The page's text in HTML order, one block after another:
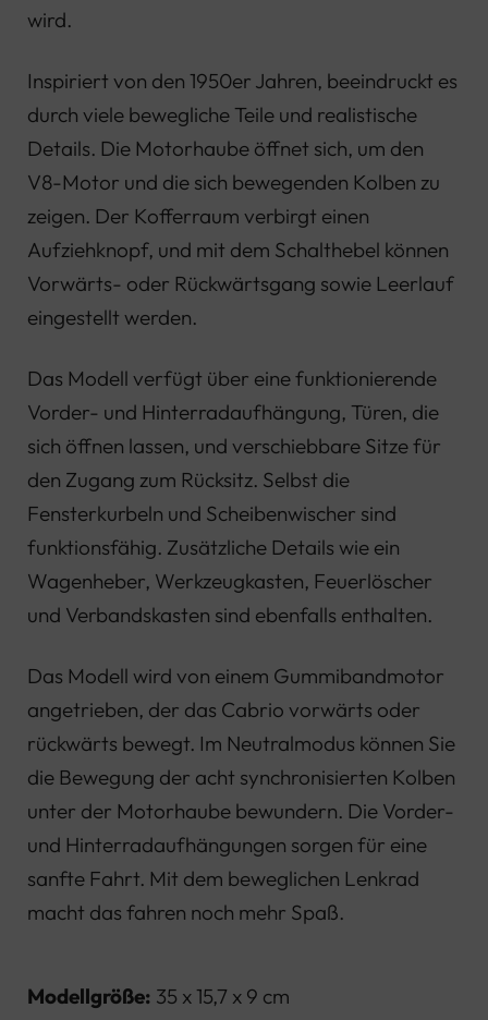
wird.
Inspiriert von den 1950er Jahren, beeindruckt es
durch viele bewegliche Teile und realistische
Details. Die Motorhaube öffnet sich, um den
V8-Motor und die sich bewegenden Kolben zu
zeigen. Der Kofferraum verbirgt einen
Aufziehknopf, und mit dem Schalthebel können
Vorwärts- oder Rückwärtsgang sowie Leerlauf
eingestellt werden.
Das Modell verfügt über eine funktionierende
Vorder- und Hinterradaufhängung, Türen, die
sich öffnen lassen, und verschiebbare Sitze für
den Zugang zum Rücksitz. Selbst die
Fensterkurbeln und Scheibenwischer sind
funktionsfähig. Zusätzliche Details wie ein
Wagenheber, Werkzeugkasten, Feuerlöscher
und Verbandskasten sind ebenfalls enthalten.
Das Modell wird von einem Gummibandmotor
angetrieben, der das Cabrio vorwärts oder
rückwärts bewegt. Im Neutralmodus können Sie
die Bewegung der acht synchronisierten Kolben
unter der Motorhaube bewundern. Die Vorder-
und Hinterradaufhängungen sorgen für eine
sanfte Fahrt. Mit dem beweglichen Lenkrad
macht das fahren noch mehr Spaß.
Modellgröße: 35 x 15,7 x 9 cm